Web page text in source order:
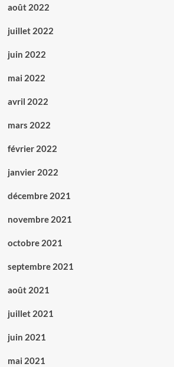
août 2022
juillet 2022
juin 2022
mai 2022
avril 2022
mars 2022
février 2022
janvier 2022
décembre 2021
novembre 2021
octobre 2021
septembre 2021
août 2021
juillet 2021
juin 2021
mai 2021